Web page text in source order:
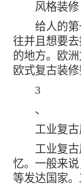
风格装修
给人的第一
往并且想要
的地方。欧
欧式复古装
3
、
工业复古
工业复古风
忆。一般来
等发达国家